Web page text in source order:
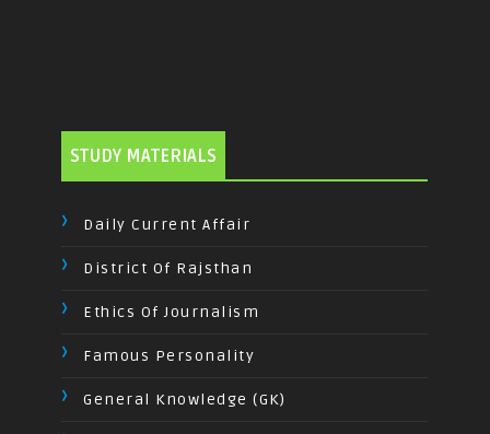
STUDY MATERIALS
Daily Current Affair
District Of Rajsthan
Ethics Of Journalism
Famous Personality
General Knowledge (GK)